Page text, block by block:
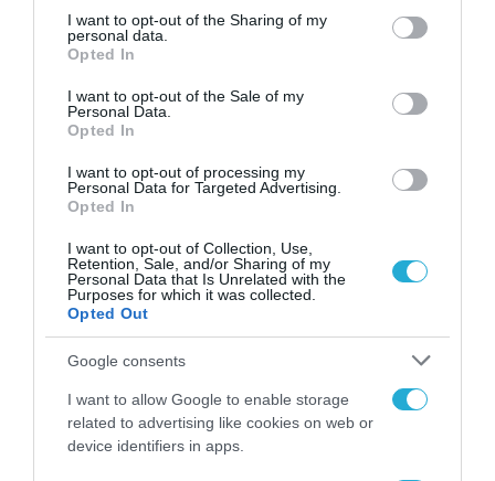
not limited to your visit or usage behaviour. You may click to
grant or deny consent to Google and its third-party tags to
use your data for below specified purposes in below Google
consent section.
I want to opt-out of the Sharing of my
personal data.
Opted In
I want to opt-out of the Sale of my
Personal Data.
Opted In
I want to opt-out of processing my
Personal Data for Targeted Advertising.
Opted In
I want to opt-out of Collection, Use,
Retention, Sale, and/or Sharing of my
Personal Data that Is Unrelated with the
Purposes for which it was collected.
Opted Out
Google consents
I want to allow Google to enable storage
related to advertising like cookies on web or
device identifiers in apps.
της συμπεριφοράς των επιτιθέμενων. Εξίσου
σημαντική είναι και η δυνατότητα συσχέτισης
στάδια μιας επίθεσης. Για την αντιμετώπιση
αυτών των προκλήσεων, οι επιχειρήσεις
μπορούν να ενισχύσουν την ασφάλειά τους με
λύσεις όπως οι
ResponseκαιIncident Response
καλύπτουν ολόκληρο τον κύκλο διαχείρισης
περιστατικών — από την ανίχνευση απειλών
έως τη συνεχή προστασία και την
επικεφαλής του Security Operations Center
(SOC) της Kaspersky.